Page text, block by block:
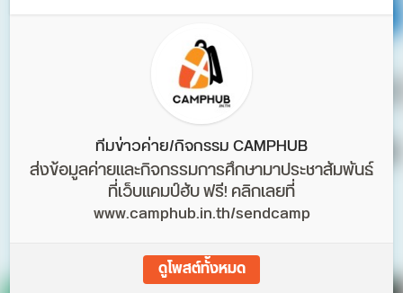
ทีมข่าวค่าย/กิจกรรม CAMPHUB
ส่งข้อมูลค่ายและกิจกรรมการศึกษามาประชาสัมพันธ์
ที่เว็บแคมป์ฮับ ฟรี! คลิกเลยที่
www.camphub.in.th/sendcamp
ดูโพสต์ทั้งหมด